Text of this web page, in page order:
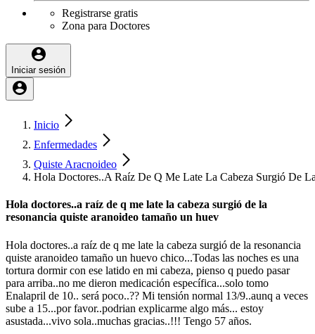
Registrarse gratis
Zona para Doctores
Iniciar sesión
Inicio
Enfermedades
Quiste Aracnoideo
Hola Doctores..A Raíz De Q Me Late La Cabeza Surgió De
Hola doctores..a raíz de q me late la cabeza surgió de la
resonancia quiste aranoideo tamaño un huev
Hola doctores..a raíz de q me late la cabeza surgió de la resonancia
quiste aranoideo tamaño un huevo chico...Todas las noches es una
tortura dormir con ese latido en mi cabeza, pienso q puedo pasar
para arriba..no me dieron medicación específica...solo tomo
Enalapril de 10.. será poco..?? Mi tensión normal 13/9..aunq a veces
sube a 15...por favor..podrian explicarme algo más... estoy
asustada...vivo sola..muchas gracias..!!! Tengo 57 años.